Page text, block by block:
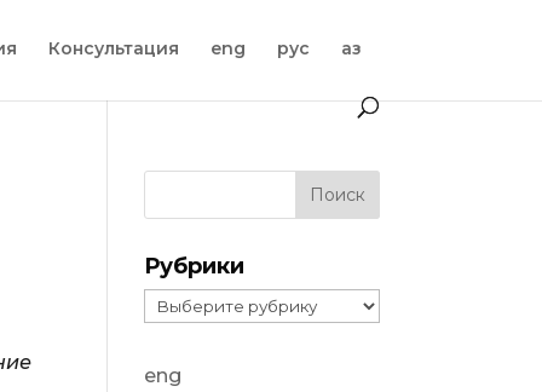
Консультация eng рус қаз
Рубрики
Рубрики
eng